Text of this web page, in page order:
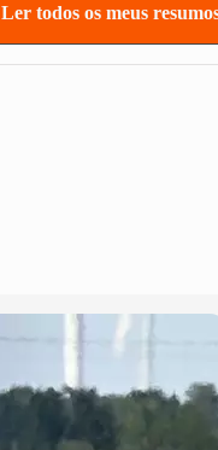
Ler todos os meus